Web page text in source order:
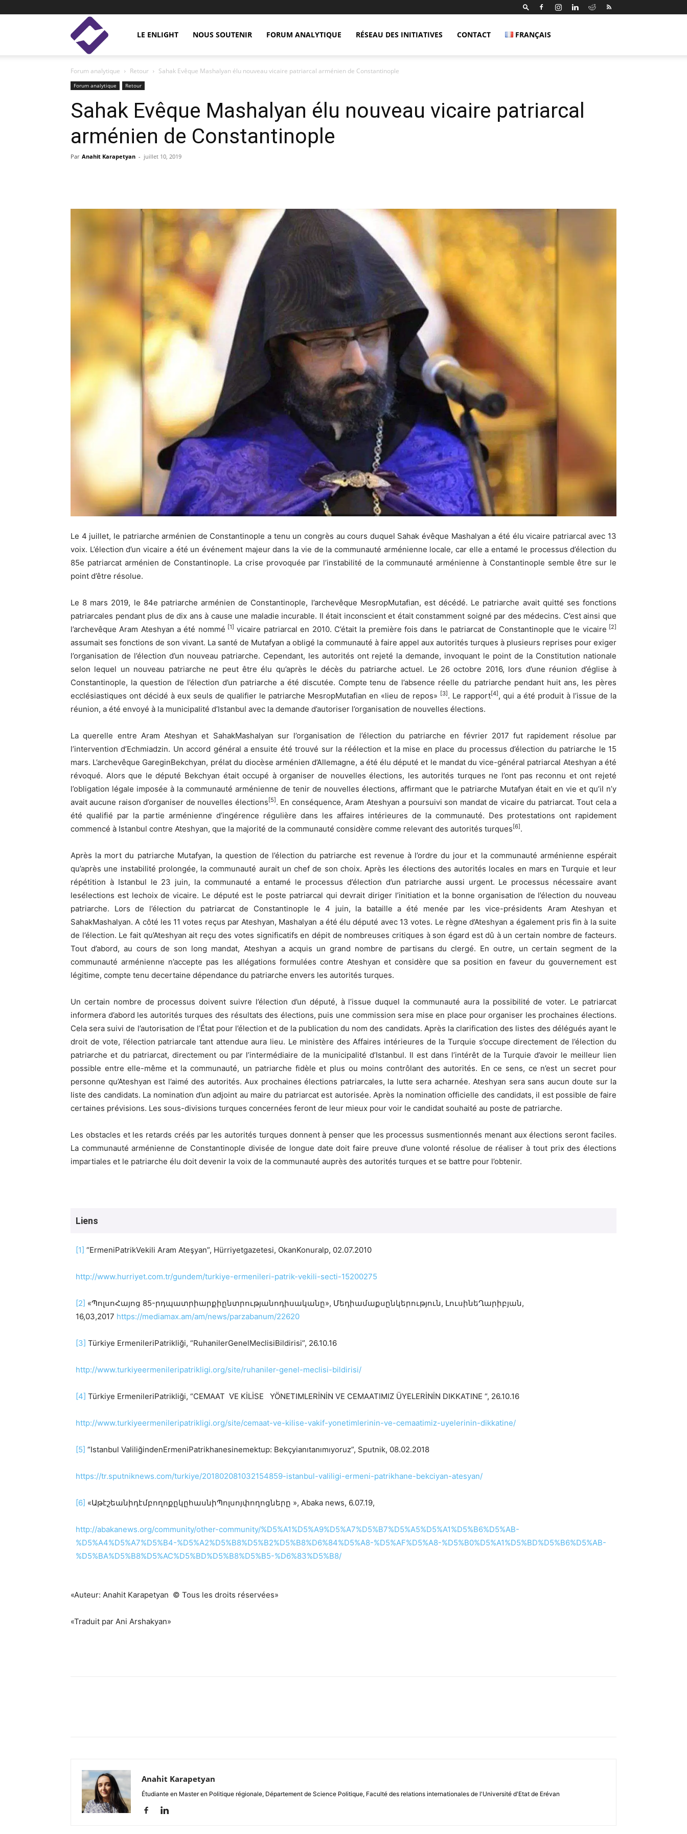
Enlight
Studies
LE ENLIGHT NOUS SOUTENIR FORUM ANALYTIQUE RÉSEAU DES INITIATIVES CONTACT FRANÇAIS
Forum analytique Retour Sahak Evêque Mashalyan élu nouveau vicaire patriarcal arménien de Constantinople
Forum analytique Retour
Sahak Evêque Mashalyan élu nouveau vicaire patriarcal
arménien de Constantinople
Par Anahit Karapetyan - juillet 10, 2019
Le 4 juillet, le patriarche arménien de Constantinople a tenu un congrès au cours duquel Sahak évêque Mashalyan a été élu vicaire patriarcal avec 13
voix. L’élection d’un vicaire a été un événement majeur dans la vie de la communauté arménienne locale, car elle a entamé le processus d’élection du
85e patriarcat arménien de Constantinople. La crise provoquée par l’instabilité de la communauté arménienne à Constantinople semble être sur le
point d’être résolue.
Le 8 mars 2019, le 84e patriarche arménien de Constantinople, l’archevêque MesropMutafian, est décédé. Le patriarche avait quitté ses fonctions
patriarcales pendant plus de dix ans à cause une maladie incurable. Il était inconscient et était constamment soigné par des médecins. C’est ainsi que
l’archevêque Aram Ateshyan a été nommé [1] vicaire patriarcal en 2010. C’était la première fois dans le patriarcat de Constantinople que le vicaire [2]
assumait ses fonctions de son vivant. La santé de Mutafyan a obligé la communauté à faire appel aux autorités turques à plusieurs reprises pour exiger
l’organisation de l’élection d’un nouveau patriarche. Cependant, les autorités ont rejeté la demande, invoquant le point de la Constitution nationale
selon lequel un nouveau patriarche ne peut être élu qu’après le décès du patriarche actuel. Le 26 octobre 2016, lors d’une réunion d’église à
Constantinople, la question de l’élection d’un patriarche a été discutée. Compte tenu de l’absence réelle du patriarche pendant huit ans, les pères
ecclésiastiques ont décidé à eux seuls de qualifier le patriarche MesropMutafian en «lieu de repos» [3] . Le rapport[4] , qui a été produit à l’issue de la
réunion, a été envoyé à la municipalité d’Istanbul avec la demande d’autoriser l’organisation de nouvelles élections.
La querelle entre Aram Ateshyan et SahakMashalyan sur l’organisation de l’élection du patriarche en février 2017 fut rapidement résolue par
l’intervention d’Echmiadzin. Un accord général a ensuite été trouvé sur la réélection et la mise en place du processus d’élection du patriarche le 15
mars. L’archevêque GareginBekchyan, prélat du diocèse arménien d’Allemagne, a été élu député et le mandat du vice-général patriarcal Ateshyan a été
révoqué. Alors que le député Bekchyan était occupé à organiser de nouvelles élections, les autorités turques ne l’ont pas reconnu et ont rejeté
l’obligation légale imposée à la communauté arménienne de tenir de nouvelles élections, affirmant que le patriarche Mutafyan était en vie et qu’il n’y
avait aucune raison d’organiser de nouvelles élections [5] . En conséquence, Aram Ateshyan a poursuivi son mandat de vicaire du patriarcat. Tout cela a
été qualifié par la partie arménienne d’ingérence régulière dans les affaires intérieures de la communauté. Des protestations ont rapidement
commencé à Istanbul contre Ateshyan, que la majorité de la communauté considère comme relevant des autorités turques [6] .
Après la mort du patriarche Mutafyan, la question de l’élection du patriarche est revenue à l’ordre du jour et la communauté arménienne espérait
qu’après une instabilité prolongée, la communauté aurait un chef de son choix. Après les élections des autorités locales en mars en Turquie et leur
répétition à Istanbul le 23 juin, la communauté a entamé le processus d’élection d’un patriarche aussi urgent. Le processus nécessaire avant
lesélections est lechoix de vicaire. Le député est le poste patriarcal qui devrait diriger l’initiation et la bonne organisation de l’élection du nouveau
patriarche. Lors de l’élection du patriarcat de Constantinople le 4 juin, la bataille a été menée par les vice-présidents Aram Ateshyan et
SahakMashalyan. A côté les 11 votes reçus par Ateshyan, Mashalyan a été élu député avec 13 votes. Le règne d’Ateshyan a également pris fin à la suite
de l’élection. Le fait qu’Ateshyan ait reçu des votes significatifs en dépit de nombreuses critiques à son égard est dû à un certain nombre de facteurs.
Tout d’abord, au cours de son long mandat, Ateshyan a acquis un grand nombre de partisans du clergé. En outre, un certain segment de la
communauté arménienne n’accepte pas les allégations formulées contre Ateshyan et considère que sa position en faveur du gouvernement est
légitime, compte tenu decertaine dépendance du patriarche envers les autorités turques.
Un certain nombre de processus doivent suivre l’élection d’un député, à l’issue duquel la communauté aura la possibilité de voter. Le patriarcat
informera d’abord les autorités turques des résultats des élections, puis une commission sera mise en place pour organiser les prochaines élections.
Cela sera suivi de l’autorisation de l’État pour l’élection et de la publication du nom des candidats. Après la clarification des listes des délégués ayant le
droit de vote, l’élection patriarcale tant attendue aura lieu. Le ministère des Affaires intérieures de la Turquie s’occupe directement de l’élection du
patriarche et du patriarcat, directement ou par l’intermédiaire de la municipalité d’Istanbul. Il est dans l’intérêt de la Turquie d’avoir le meilleur lien
possible entre elle-même et la communauté, un patriarche fidèle et plus ou moins contrôlant des autorités. En ce sens, ce n’est un secret pour
personne qu’Ateshyan est l’aimé des autorités. Aux prochaines élections patriarcales, la lutte sera acharnée. Ateshyan sera sans aucun doute sur la
liste des candidats. La nomination d’un adjoint au maire du patriarcat est autorisée. Après la nomination officielle des candidats, il est possible de faire
certaines prévisions. Les sous-divisions turques concernées feront de leur mieux pour voir le candidat souhaité au poste de patriarche.
Les obstacles et les retards créés par les autorités turques donnent à penser que les processus susmentionnés menant aux élections seront faciles.
La communauté arménienne de Constantinople divisée de longue date doit faire preuve d’une volonté résolue de réaliser à tout prix des élections
impartiales et le patriarche élu doit devenir la voix de la communauté auprès des autorités turques et se battre pour l’obtenir.
Liens
[1] “ErmeniPatrikVekili Aram Ateşyan”, Hürriyetgazetesi, OkanKonuralp, 02.07.2010
http://www.hurriyet.com.tr/gundem/turkiye-ermenileri-patrik-vekili-secti-15200275
[2] «ՊոլսոՀայոց 85-րդպատրիարքիընտրությանոդիսականը», Մեդիամաքսընկերություն, ԼուսինեՂարիբյան,
16,03,2017 https://mediamax.am/am/news/parzabanum/22620
[3] Türkiye ErmenileriPatrikliği, “RuhanilerGenelMeclisiBildirisi”, 26.10.16
http://www.turkiyeermenileripatrikligi.org/site/ruhaniler-genel-meclisi-bildirisi/
[4] Türkiye ErmenileriPatrikliği, “CEMAAT VE KİLİSE YÖNETIMLERİNİN VE CEMAATIMIZ ÜYELERİNİN DIKKATINE “, 26.10.16
http://www.turkiyeermenileripatrikligi.org/site/cemaat-ve-kilise-vakif-yonetimlerinin-ve-cemaatimiz-uyelerinin-dikkatine/
[5] “Istanbul ValiliğindenErmeniPatrikhanesinemektup: Bekçyianıtanımıyoruz”, Sputnik, 08.02.2018
https://tr.sputniknews.com/turkiye/201802081032154859-istanbul-valiligi-ermeni-patrikhane-bekciyan-atesyan/
[6] «ԱթէշեանիդէմբողոքըկըհասնիՊոլսոյփողոցները », Abaka news, 6.07.19,
http://abakanews.org/community/other-community/%D5%A1%D5%A9%D5%A7%D5%B7%D5%A5%D5%A1%D5%B6%D5%AB-
%D5%A4%D5%A7%D5%B4-%D5%A2%D5%B8%D5%B2%D5%B8%D6%84%D5%A8-%D5%AF%D5%A8-%D5%B0%D5%A1%D5%BD%D5%B6%D5%AB-
%D5%BA%D5%B8%D5%AC%D5%BD%D5%B8%D5%B5-%D6%83%D5%B8/
«Auteur: Anahit Karapetyan © Tous les droits réservées»
«Traduit par Ani Arshakyan»
Anahit Karapetyan
Étudiante en Master en Politique régionale, Département de Science Politique, Faculté des relations internationales de l'Université d'Etat de Erévan